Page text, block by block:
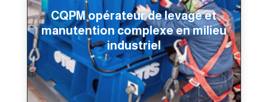
CQPM opérateur de levage et
manutention complexe en milieu
industriel